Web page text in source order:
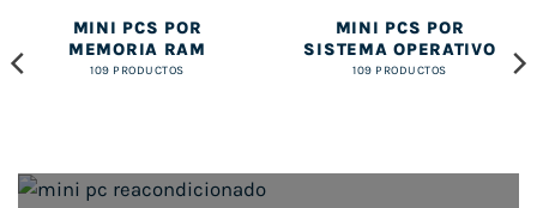
MINI PCS POR
MEMORIA RAM
109 PRODUCTOS
MINI PCS POR
SISTEMA OPERATIVO
109 PRODUCTOS